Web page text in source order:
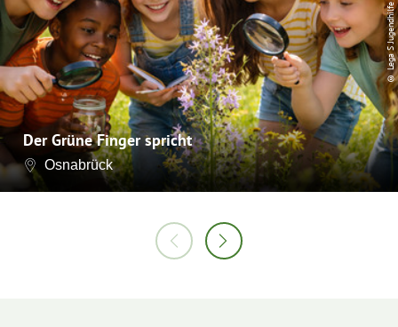
Der Grüne Finger spricht
Osnabrück
© Lega S Jugendhilfe